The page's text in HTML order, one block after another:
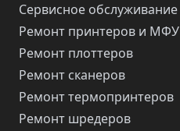
Сервисное обслуживание
Ремонт принтеров и МФУ
Ремонт плоттеров
Ремонт сканеров
Ремонт термопринтеров
Ремонт шредеров